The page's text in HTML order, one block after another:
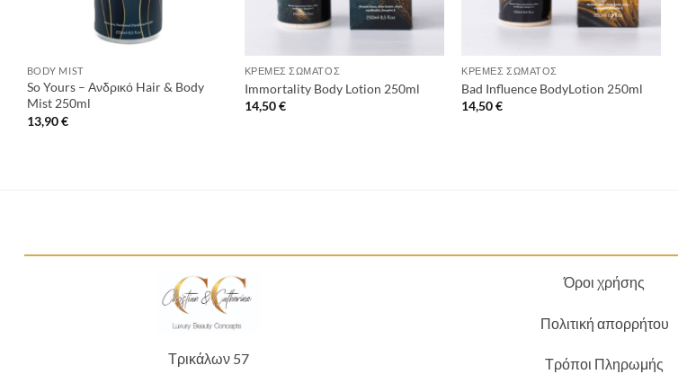
BODY MIST
So Yours – Ανδρικό Hair & Body
Mist 250ml
13,90€
ΚΡΈΜΕΣ ΣΏΜΑΤΟΣ
Immortality Body Lotion 250ml
14,50€
ΚΡΈΜΕΣ ΣΏΜΑΤΟΣ
Bad Influence BodyLotion 250ml
14,50€
Τρικάλων 57
Όροι χρήσης
Πολιτική απορρήτου
Τρόποι Πληρωμής